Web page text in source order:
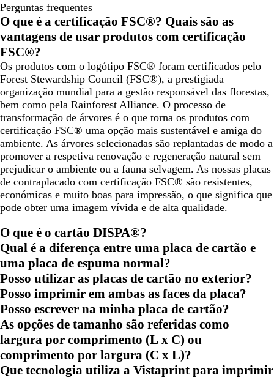
Perguntas frequentes
O que é a certificação FSC®? Quais são as
vantagens de usar produtos com certificação
FSC®?
Os produtos com o logótipo FSC® foram certificados pelo
Forest Stewardship Council (FSC®), a prestigiada
organização mundial para a gestão responsável das florestas,
bem como pela Rainforest Alliance. O processo de
transformação de árvores é o que torna os produtos com
certificação FSC® uma opção mais sustentável e amiga do
ambiente. As árvores selecionadas são replantadas de modo a
promover a respetiva renovação e regeneração natural sem
prejudicar o ambiente ou a fauna selvagem. As nossas placas
de contraplacado com certificação FSC® são resistentes,
económicas e muito boas para impressão, o que significa que
pode obter uma imagem vívida e de alta qualidade.
O que é o cartão DISPA®?
Qual é a diferença entre uma placa de cartão e
uma placa de espuma normal?
Posso utilizar as placas de cartão no exterior?
Posso imprimir em ambas as faces da placa?
Posso escrever na minha placa de cartão?
As opções de tamanho são referidas como
largura por comprimento (L x C) ou
comprimento por largura (C x L)?
Que tecnologia utiliza a Vistaprint para imprimir